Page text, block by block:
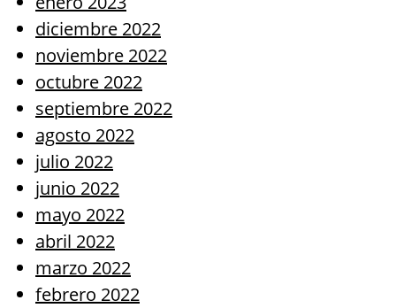
diciembre 2022
noviembre 2022
octubre 2022
septiembre 2022
agosto 2022
julio 2022
junio 2022
mayo 2022
abril 2022
marzo 2022
febrero 2022